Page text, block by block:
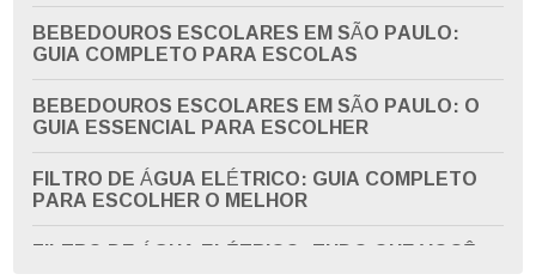
BEBEDOUROS ESCOLARES EM SÃO PAULO:
GUIA COMPLETO PARA ESCOLAS
BEBEDOUROS ESCOLARES EM SÃO PAULO: O
GUIA ESSENCIAL PARA ESCOLHER
FILTRO DE ÁGUA ELÉTRICO: GUIA COMPLETO
PARA ESCOLHER O MELHOR
FILTRO DE ÁGUA ELÉTRICO: TUDO QUE VOCÊ